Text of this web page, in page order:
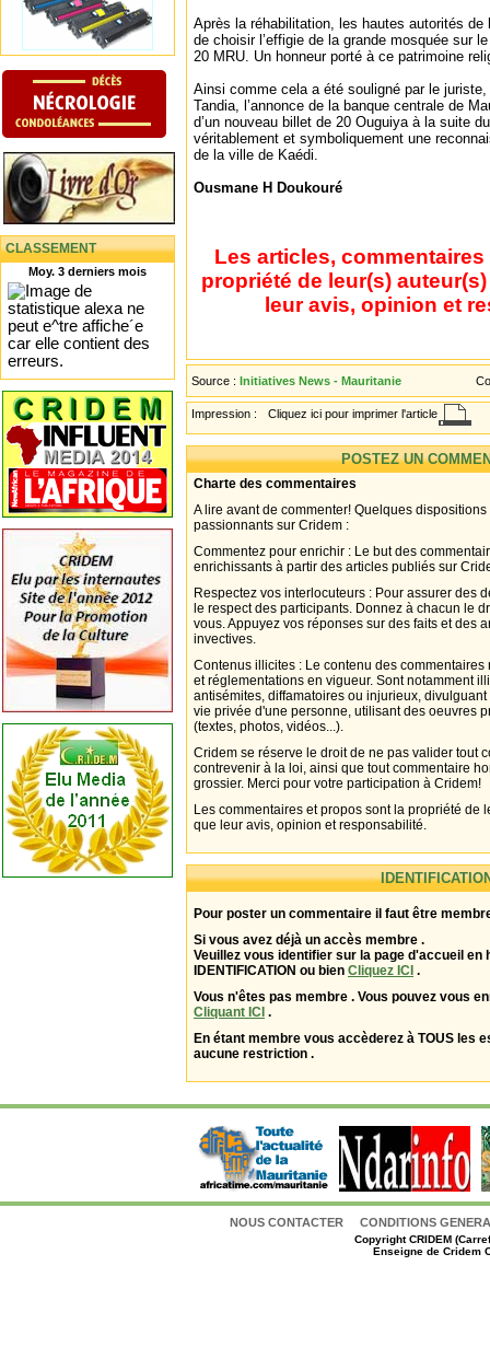
CLASSEMENT
Moy. 3 derniers mois
Après la réhabilitation, les hautes autorités de
de choisir l’effigie de la grande mosquée sur
20 MRU. Un honneur porté à ce patrimoine
Ainsi comme cela a été souligné par le
Tandia, l’annonce de la banque centrale de
d’un nouveau billet de 20 Ouguiya à la suite
véritablement et symboliquement une
de la ville de Kaédi.
Ousmane H Doukouré
Les articles,
propriété de leur(s)
leur avis, opinion et
Source : Initiatives News - Mauritanie
Impression : Cliquez ici pour imprimer l'article
POSTEZ UN
Charte des commentaires
A lire avant de commenter! Quelques
passionnants sur Cridem :
Commentez pour enrichir : Le but des
enrichissants à partir des articles publiés sur
Respectez vos interlocuteurs : Pour assurer des
le respect des participants. Donnez à chacun le
vous. Appuyez vos réponses sur des faits et des
invectives.
Contenus illicites : Le contenu des
et réglementations en vigueur. Sont notamment
antisémites, diffamatoires ou injurieux,
vie privée d'une personne, utilisant des oeuvres
(textes, photos, vidéos...).
Cridem se réserve le droit de ne pas valider tout
contrevenir à la loi, ainsi que tout commentaire
grossier. Merci pour votre participation à Cridem!
Les commentaires et propos sont la propriété de
que leur avis, opinion et responsabilité.
Pour poster un commentaire il faut être
Si vous avez déjà un accès membre .
Veuillez vous identifier sur la page d'accueil en
IDENTIFICATION ou bien Cliquez ICI .
Vous n'êtes pas membre . Vous pouvez vous
Cliquant ICI .
En étant membre vous accèderez à TOUS les
aucune restriction .
NOUS CONTACTER CONDITIONS
CopyrightCRIDEM
Enseigne de Cridem